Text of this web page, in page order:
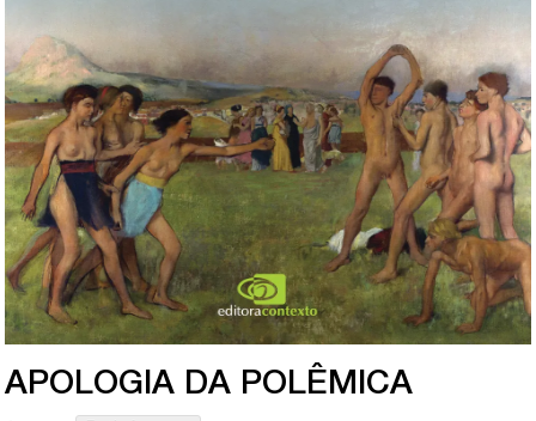
APOLOGIA DA POLÊMICA